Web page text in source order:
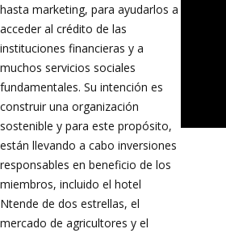
hasta marketing, para ayudarlos a
acceder al crédito de las
instituciones financieras y a
muchos servicios sociales
fundamentales. Su intención es
construir una organización
sostenible y para este propósito,
están llevando a cabo inversiones
responsables en beneficio de los
miembros, incluido el hotel
Ntende de dos estrellas, el
mercado de agricultores y el